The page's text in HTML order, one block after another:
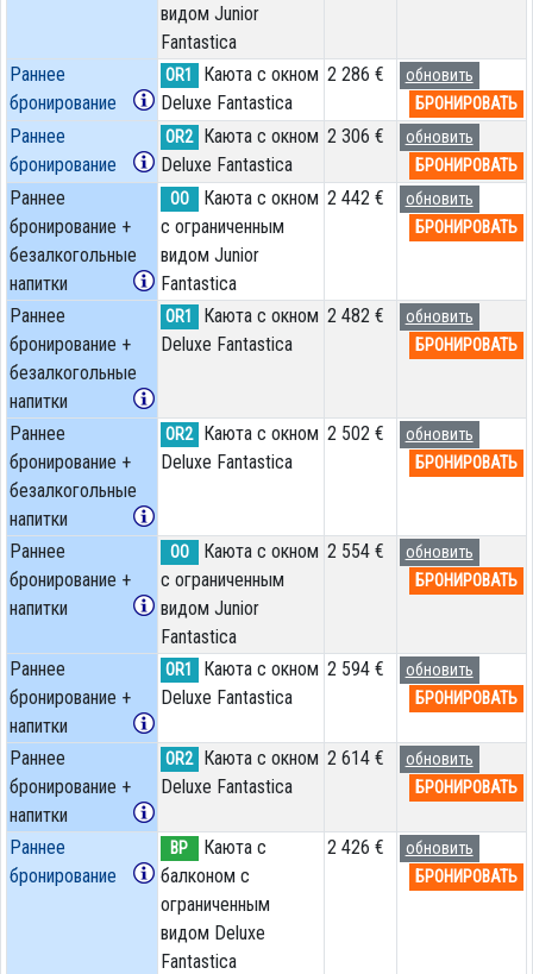
видом Junior
Fantastica
Раннее
бронирование
OR1
Каюта с окном
Deluxe Fantastica
2 286 €
обновить
БРОНИРОВАТЬ
Раннее
бронирование
OR2
Каюта с окном
Deluxe Fantastica
2 306 €
обновить
БРОНИРОВАТЬ
Раннее
бронирование +
безалкогольные
напитки
OO
Каюта с окном
с ограниченным
видом Junior
Fantastica
2 442 €
обновить
БРОНИРОВАТЬ
Раннее
бронирование +
безалкогольные
напитки
OR1
Каюта с окном
Deluxe Fantastica
2 482 €
обновить
БРОНИРОВАТЬ
Раннее
бронирование +
безалкогольные
напитки
OR2
Каюта с окном
Deluxe Fantastica
2 502 €
обновить
БРОНИРОВАТЬ
Раннее
бронирование +
напитки
OO
Каюта с окном
с ограниченным
видом Junior
Fantastica
2 554 €
обновить
БРОНИРОВАТЬ
Раннее
бронирование +
напитки
OR1
Каюта с окном
Deluxe Fantastica
2 594 €
обновить
БРОНИРОВАТЬ
Раннее
бронирование +
напитки
OR2
Каюта с окном
Deluxe Fantastica
2 614 €
обновить
БРОНИРОВАТЬ
Раннее
бронирование
BP
Каюта с
балконом c
ограниченным
видом Deluxe
Fantastica
2 426 €
обновить
БРОНИРОВАТЬ